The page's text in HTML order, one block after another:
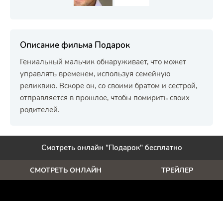
Описание фильма Подарок
Гениальный мальчик обнаруживает, что может
управлять временем, используя семейную
реликвию. Вскоре он, со своими братом и сестрой,
отправляется в прошлое, чтобы помирить своих
родителей.
Смотреть онлайн "Подарок" бесплатно
СМОТРЕТЬ ОНЛАЙН ТРЕЙЛЕР